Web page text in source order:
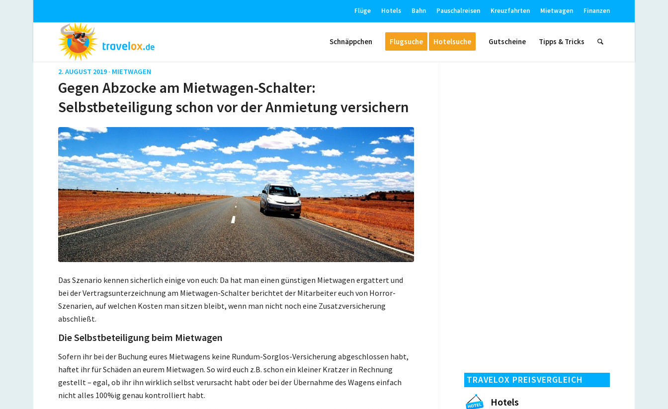
Flüge Hotels Bahn Pauschalreisen Kreuzfahrten Mietwagen Finanzen
Schnäppchen Flugsuche Hotelsuche Gutscheine Tipps & Tricks
2. AUGUST 2019 · MIETWAGEN
Gegen Abzocke am Mietwagen-Schalter:
Selbstbeteiligung schon vor der Anmietung versichern
Das Szenario kennen sicherlich einige von euch: Da hat man einen günstigen Mietwagen ergattert und
bei der Vertragsunterzeichnung am Mietwagen-Schalter berichtet der Mitarbeiter euch von Horror-
Szenarien, auf welchen Kosten man sitzen bleibt, wenn man nicht noch eine Zusatzversicherung
abschließt.
Die Selbstbeteiligung beim Mietwagen
Sofern ihr bei der Buchung eures Mietwagens keine Rundum-Sorglos-Versicherung abgeschlossen habt,
haftet ihr für Schäden an eurem Mietwagen. So wird euch z.B. schon ein kleiner Kratzer in Rechnung
gestellt – egal, ob ihr ihn wirklich selbst verursacht habt oder bei der Übernahme des Wagens einfach
nicht alles 100%ig genau kontrolliert habt.
TRAVELOX PREISVERGLEICH
Hotels